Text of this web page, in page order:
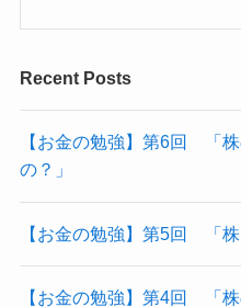
Recent Posts
【お金の勉強】第6回 「
の？」
【お金の勉強】第5回 「
【お金の勉強】第4回 「株